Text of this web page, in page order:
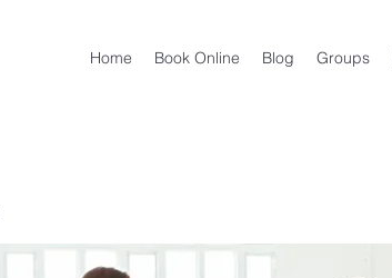
Home Book Online Blog Groups